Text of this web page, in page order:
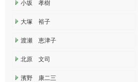
小坂 孝樹
大塚 裕子
渡瀬 恵津子
北原 文司
濱野 康二三